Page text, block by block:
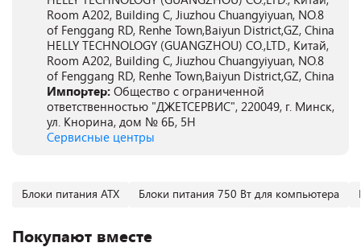
Room A202, Building C, Jiuzhou Chuangyiyuan, NO.8
of Fenggang RD, Renhe Town,Baiyun District,GZ, China
HELLY TECHNOLOGY (GUANGZHOU) CO.,LTD., Китай,
Room A202, Building C, Jiuzhou Chuangyiyuan, NO.8
of Fenggang RD, Renhe Town,Baiyun District,GZ, China
Импортер: Общество с ограниченной
ответственностью "ДЖЕТСЕРВИС", 220049, г. Минск,
ул. Кнорина, дом № 6Б, 5Н
Сервисные центры
Блоки питания ATX Блоки питания 750 Вт для компьютера
Покупают вместе